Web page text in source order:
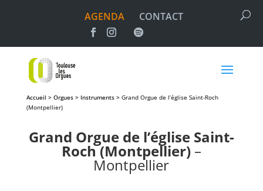
AGENDA CONTACT
Accueil > Orgues > Instruments > Grand Orgue de l’église Saint-Roch
(Montpellier)
Grand Orgue de l’église Saint-
Roch (Montpellier) –
Montpellier